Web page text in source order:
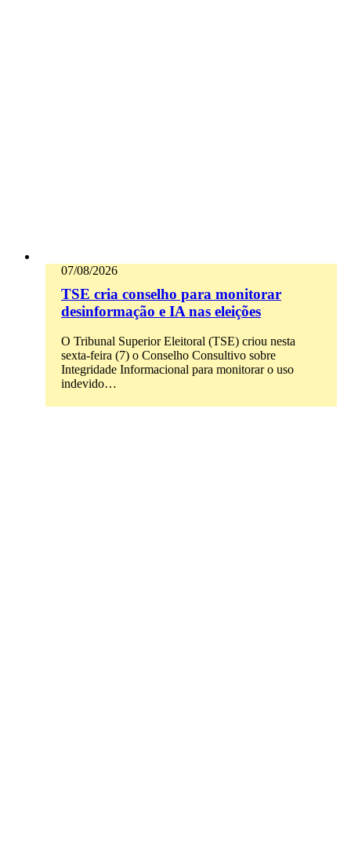
07/08/2026
TSE cria conselho para monitorar
desinformação e IA nas eleições
O Tribunal Superior Eleitoral (TSE) criou nesta
sexta-feira (7) o Conselho Consultivo sobre
Integridade Informacional para monitorar o uso
indevido…